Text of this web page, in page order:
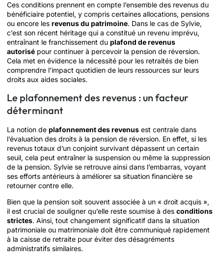
Ces conditions prennent en compte l’ensemble des revenus du
bénéficiaire potentiel, y compris certaines allocations, pensions
ou encore les revenus du patrimoine. Dans le cas de Sylvie,
c’est son récent héritage qui a constitué un revenu imprévu,
entraînant le franchissement du plafond de revenus
autorisé pour continuer à percevoir la pension de réversion.
Cela met en évidence la nécessité pour les retraités de bien
comprendre l’impact quotidien de leurs ressources sur leurs
droits aux aides sociales.
Le plafonnement des revenus : un facteur
déterminant
La notion de plafonnement des revenus est centrale dans
l’évaluation des droits à la pension de réversion. En effet, si les
revenus totaux d’un conjoint survivant dépassent un certain
seuil, cela peut entraîner la suspension ou même la suppression
de la pension. Sylvie se retrouve ainsi dans l’embarras, voyant
ses efforts antérieurs à améliorer sa situation financière se
retourner contre elle.
Bien que la pension soit souvent associée à un « droit acquis »,
il est crucial de souligner qu’elle reste soumise à des conditions
strictes. Ainsi, tout changement significatif dans la situation
patrimoniale ou matrimoniale doit être communiqué rapidement
à la caisse de retraite pour éviter des désagréments
administratifs similaires.